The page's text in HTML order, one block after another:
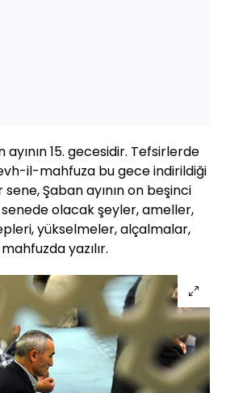
ayının 15. gecesidir. Tefsirlerde
il-mahfuza bu gece indirildiği
Şaban ayının on beşinci
olacak şeyler, ameller,
yükselmeler, alçalmalar,
yazılır.